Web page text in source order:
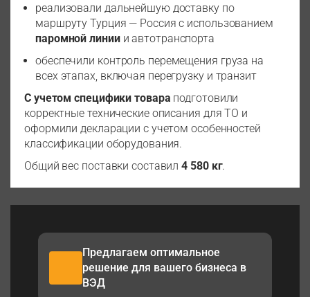
реализовали дальнейшую доставку по
маршруту Турция — Россия с использованием
паромной линиии автотранспорта
обеспечили контроль перемещения груза на
всех этапах, включая перегрузку и транзит
С учетом специфики товара подготовили
корректные технические описания для ТО и
оформили декларации с учетом особенностей
классификации оборудования.
Общий вес поставки составил4 580 кг.
Предлагаем оптимальное
решение для вашего бизнеса в
ВЭД